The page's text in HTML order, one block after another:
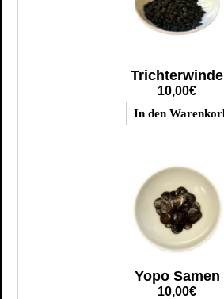
Trichterwinde
10,00€
Yopo Samen
10,00€